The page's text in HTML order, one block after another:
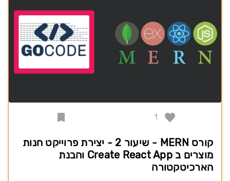
1
קורס MERN - שיעור 2 - יצירת פרוייקט חנות
מוצרים ב Create React App והבנת
הארכיטקטורה